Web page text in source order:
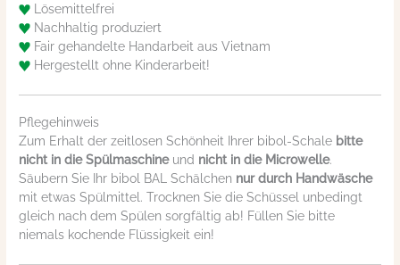
Lösemittelfrei
Nachhaltig produziert
Fair gehandelte Handarbeit aus Vietnam
Hergestellt ohne Kinderarbeit!
Pflegehinweis
Zum Erhalt der zeitlosen Schönheit Ihrer bibol-Schale bitte
nicht in die Spülmaschineund nicht in die Microwelle.
Säubern Sie Ihr bibol BAL Schälchen nur durch Handwäsche
mit etwas Spülmittel. Trocknen Sie die Schüssel unbedingt
gleich nach dem Spülen sorgfältig ab! Füllen Sie bitte
niemals kochende Flüssigkeit ein!